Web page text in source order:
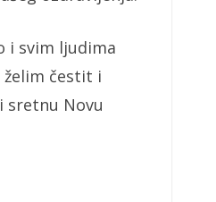
i svim ljudima
želim čestit i
sretnu Novu